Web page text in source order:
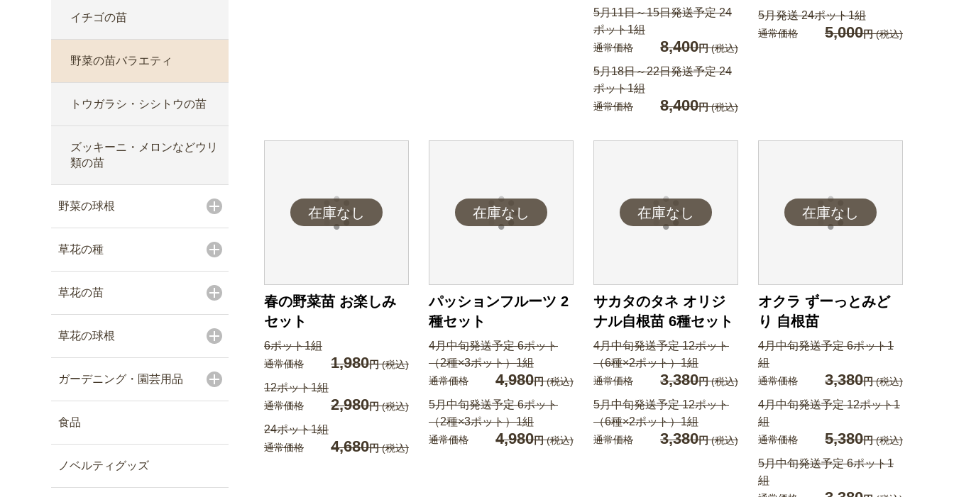
イチゴの苗
野菜の苗バラエティ
トウガラシ・シシトウの苗
ズッキーニ・メロンなどウリ
類の苗
野菜の球根
草花の種
草花の苗
草花の球根
ガーデニング・園芸用品
食品
ノベルティグッズ
5月11日～15日発送予定 24
ポット1組
通常価格 8,400円(税込)
5月18日～22日発送予定 24
ポット1組
通常価格 8,400円(税込)
5月発送 24ポット1組
通常価格 5,000円(税込)
春の野菜苗 お楽しみ
セット
6ポット1組
通常価格 1,980円(税込)
12ポット1組
通常価格 2,980円(税込)
24ポット1組
通常価格 4,680円(税込)
パッションフルーツ 2
種セット
4月中旬発送予定 6ポット
（2種×3ポット）1組
通常価格 4,980円(税込)
5月中旬発送予定 6ポット
（2種×3ポット）1組
通常価格 4,980円(税込)
サカタのタネ オリジ
ナル自根苗 6種セット
4月中旬発送予定 12ポット
（6種×2ポット）1組
通常価格 3,380円(税込)
5月中旬発送予定 12ポット
（6種×2ポット）1組
通常価格 3,380円(税込)
オクラ ずーっとみど
り 自根苗
4月中旬発送予定 6ポット1
組
通常価格 3,380円(税込)
4月中旬発送予定 12ポット1
組
通常価格 5,380円(税込)
5月中旬発送予定 6ポット1
組